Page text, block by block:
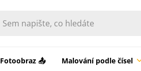
Fotoobraz 📤 Malování podle čísel